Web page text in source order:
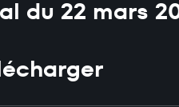
du 22 mars